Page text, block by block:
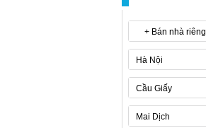
+ Bán nhà riêng
Hà Nội
Cầu Giấy
Mai Dịch